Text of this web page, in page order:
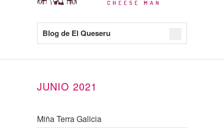
Blog de El Queseru
JUNIO 2021
Miña Terra Galicia